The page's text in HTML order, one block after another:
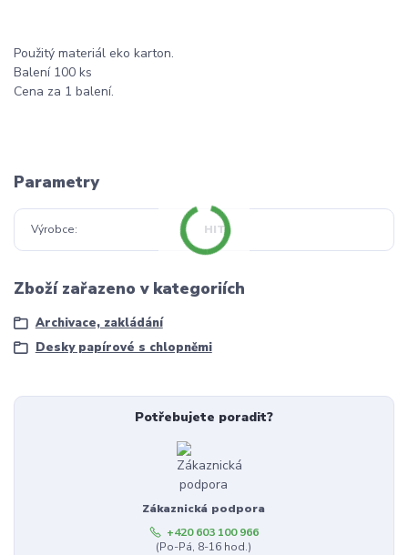
Použitý materiál eko karton.
Balení 100 ks
Cena za 1 balení.
Parametry
Výrobce HIT
Zboží zařazeno v kategoriích
Archivace, zakládání
Desky papírové s chlopněmi
Potřebujete poradit?
Zákaznická podpora
+420 603 100 966
(Po-Pá, 8-16 hod.)